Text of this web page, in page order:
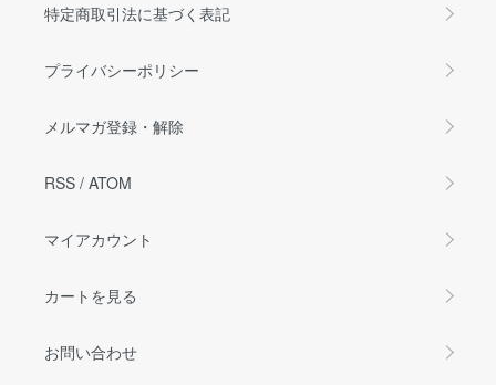
特定商取引法に基づく表記
プライバシーポリシー
メルマガ登録・解除
RSS / ATOM
マイアカウント
カートを見る
お問い合わせ